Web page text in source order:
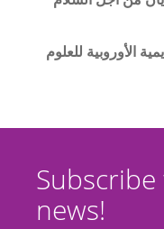
الأوروبية للعلوم
news!